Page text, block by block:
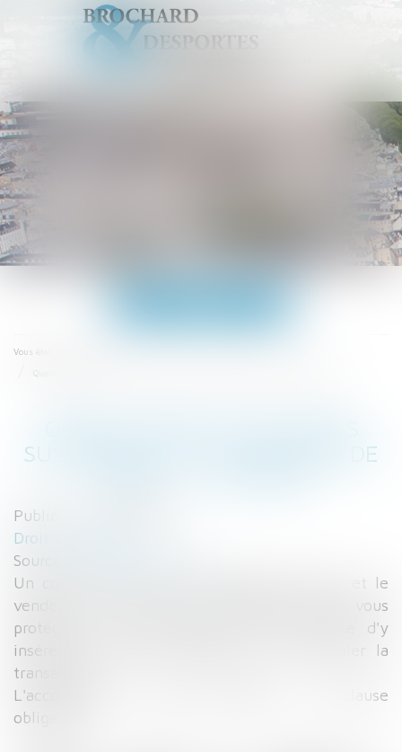
Vous êtes ici :
SUSPENSIVES DU COMPROMIS DE
Publié le :
Droit immobilier
Source :
Un compromis de vente engage l’acheteur et le
vendeur à conclure une transaction. Pour vous
protéger en cas d'imprévu, il est possible d'y
insérer des clauses suspensives pour annuler la
transaction.
L'accord pour un crédit immobilier : une clause
obligatoire